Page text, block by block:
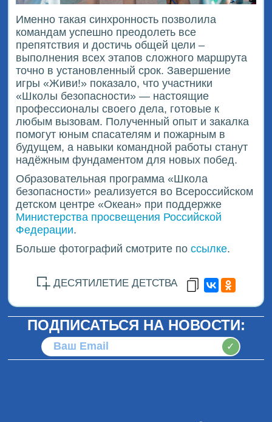
Именно такая синхронность позволила
командам успешно преодолеть все
препятствия и достичь общей цели –
выполнения всех этапов сложного маршрута
точно в установленный срок. Завершение
игры «Живи!» показало, что участники
«Школы безопасности» — настоящие
профессионалы своего дела, готовые к
любым вызовам. Полученный опыт и закалка
помогут юным спасателям и пожарным в
будущем, а навыки командной работы станут
надёжным фундаментом для новых побед.
Образовательная программа «Школа
безопасности» реализуется во Всероссийском
детском центре «Океан» при поддержке
Министерства просвещения Российской
Федерации.
Больше фотографий смотрите поссылке.
ДЕСЯТИЛЕТИЕ ДЕТСТВА
ПОДПИСАТЬСЯ НА НОВОСТИ:
✓